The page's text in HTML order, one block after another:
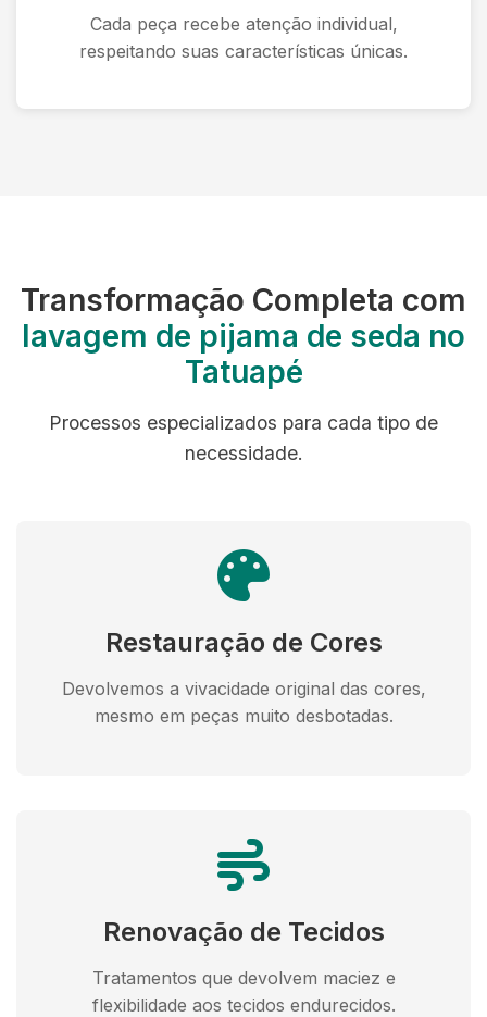
Cada peça recebe atenção individual,
respeitando suas características únicas.
Transformação Completa com
lavagem de pijama de seda no
Tatuapé
Processos especializados para cada tipo de
necessidade.
Restauração de Cores
Devolvemos a vivacidade original das cores,
mesmo em peças muito desbotadas.
Renovação de Tecidos
Tratamentos que devolvem maciez e
flexibilidade aos tecidos endurecidos.